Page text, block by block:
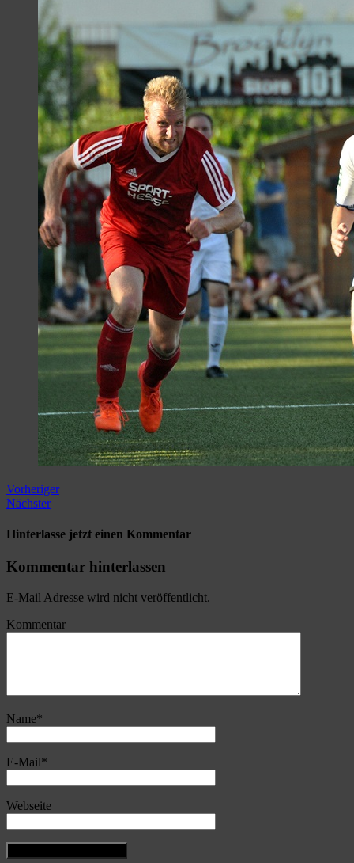
Vorheriger
Nächster
Hinterlasse jetzt einen Kommentar
Kommentar hinterlassen
E-Mail Adresse wird nicht veröffentlicht.
Kommentar
Name*
E-Mail*
Webseite